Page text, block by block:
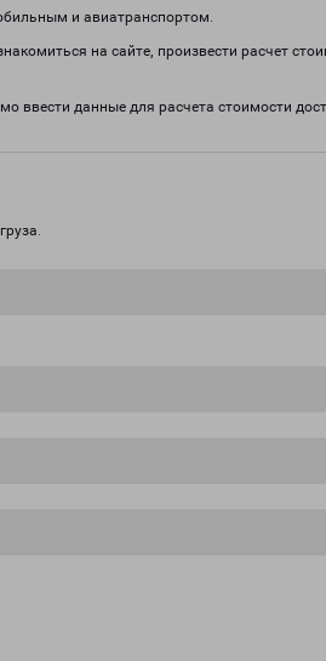
и авиатранспортом.
на сайте, произвести расчет
ввести данные для расчета стоимости